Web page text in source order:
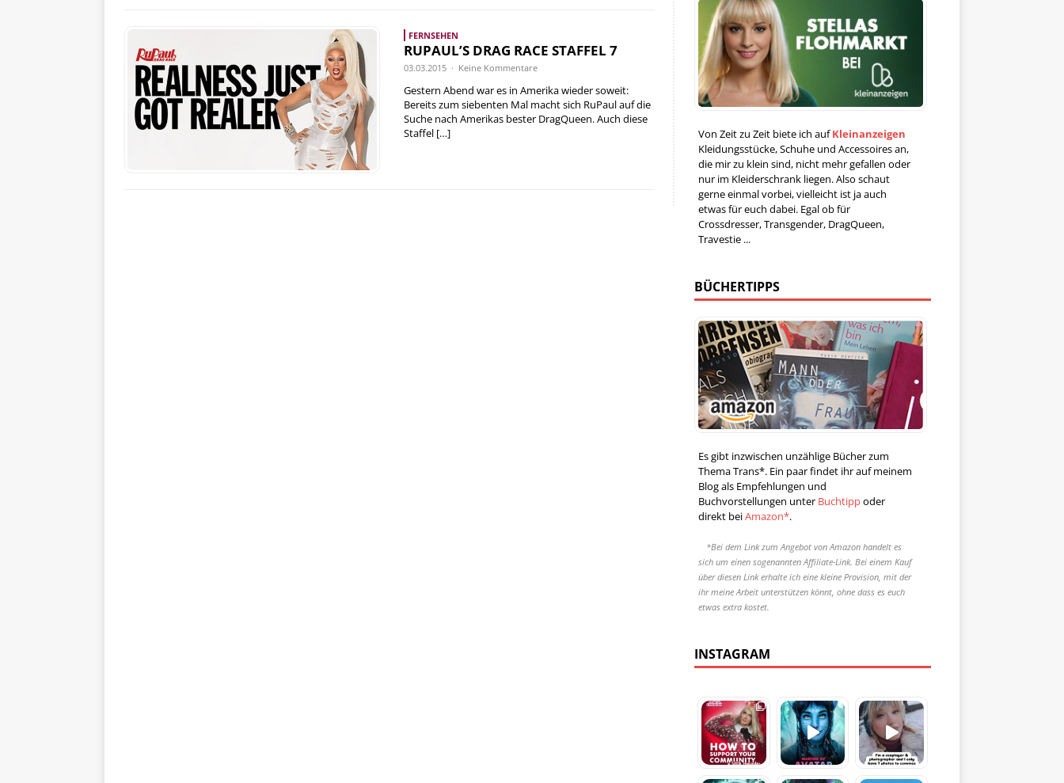
FERNSEHEN
RUPAUL’S DRAG RACE STAFFEL 7
03.03.2015 · Keine Kommentare
Gestern Abend war es in Amerika wieder soweit:
Bereits zum siebenten Mal macht sich RuPaul auf die
Suche nach Amerikas bester DragQueen. Auch diese
Staffel […] Von Zeit zu Zeit biete ich aufKleinanzeigen
Kleidungsstücke, Schuhe und Accessoires an,
die mir zu klein sind, nicht mehr gefallen oder
nur im Kleiderschrank liegen. Also schaut
gerne einmal vorbei, vielleicht ist ja auch
etwas für euch dabei. Egal ob für
Crossdresser, Transgender, DragQueen,
Travestie ...
BÜCHERTIPPS
Es gibt inzwischen unzählige Bücher zum
Thema Trans*. Ein paar findet ihr auf meinem
Blog als Empfehlungen und
Buchvorstellungen unter Buchtippoder
direkt beiAmazon*.
*Bei dem Link zum Angebot von Amazon handelt es
sich um einen sogenannten Affiliate-Link. Bei einem Kauf
über diesen Link erhalte ich eine kleine Provision, mit der
ihr meine Arbeit unterstützen könnt, ohne dass es euch
etwas extra kostet.
INSTAGRAM